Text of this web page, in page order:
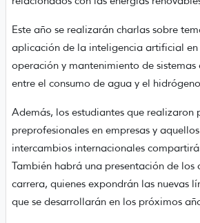
Este año se realizarán charlas sobre
aplicación de la inteligencia artificial
operación y mantenimiento de
entre el consumo de agua y el
Además, los estudiantes que realizaron
preprofesionales en empresas y
intercambios internacionales
También habrá una presentación de los
carrera, quienes expondrán las nuevas
que se desarrollarán en los próximos